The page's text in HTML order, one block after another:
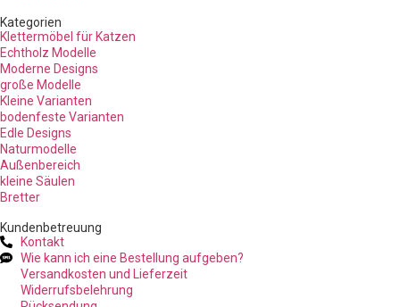
Kategorien
Klettermöbel für Katzen
Echtholz Modelle
Moderne Designs
große Modelle
Kleine Varianten
bodenfeste Varianten
Edle Designs
Naturmodelle
Außenbereich
kleine Säulen
Bretter
Kundenbetreuung
Kontakt
Wie kann ich eine Bestellung aufgeben?
Versandkosten und Lieferzeit
Widerrufsbelehrung